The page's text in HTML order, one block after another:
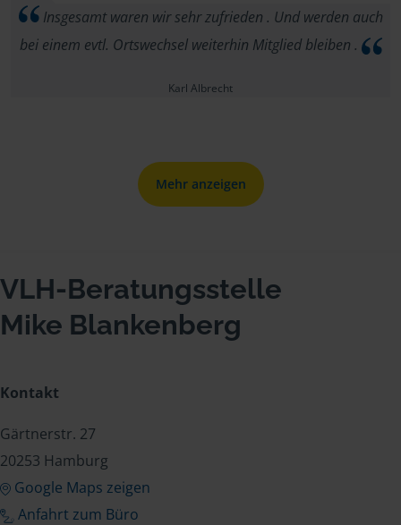
Insgesamt waren wir sehr zufrieden . Und werden auch
bei einem evtl. Ortswechsel weiterhin Mitglied bleiben .
Karl Albrecht
Mehr anzeigen
VLH-Beratungsstelle
Mike Blankenberg
Kontakt
Gärtnerstr. 27
20253 Hamburg
Google Maps zeigen
Anfahrt zum Büro